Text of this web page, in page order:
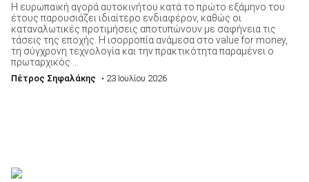
Η ευρωπαϊκή αγορά αυτοκινήτου κατά το πρώτο εξάμηνο του
έτους παρουσιάζει ιδιαίτερο ενδιαφέρον, καθώς οι
καταναλωτικές προτιμήσεις αποτυπώνουν με σαφήνεια τις
τάσεις της εποχής. Η ισορροπία ανάμεσα στο value for money,
τη σύγχρονη τεχνολογία και την πρακτικότητα παραμένει ο
πρωταρχικός ...
Πέτρος Σηφαλάκης • 23 Ιουλίου 2026